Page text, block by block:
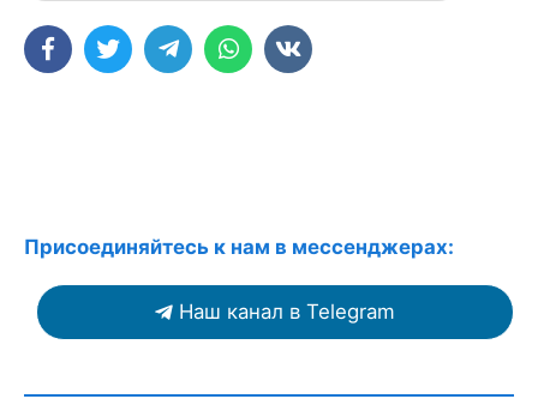
Присоединяйтесь к нам в мессенджерах:
Наш канал в Telegram